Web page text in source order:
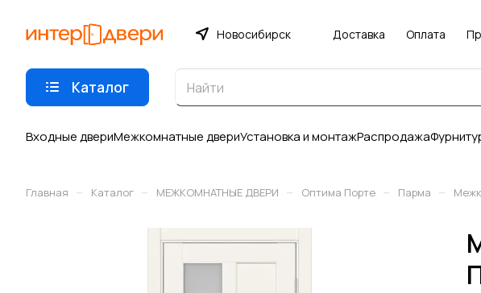
Новосибирск Доставка Оплата
Каталог
Входные двериМежкомнатные двериУстановка и монтажРаспродажа
Главная – Каталог – МЕЖКОМНАТНЫЕ ДВЕРИ – Оптима Порте – Парма –